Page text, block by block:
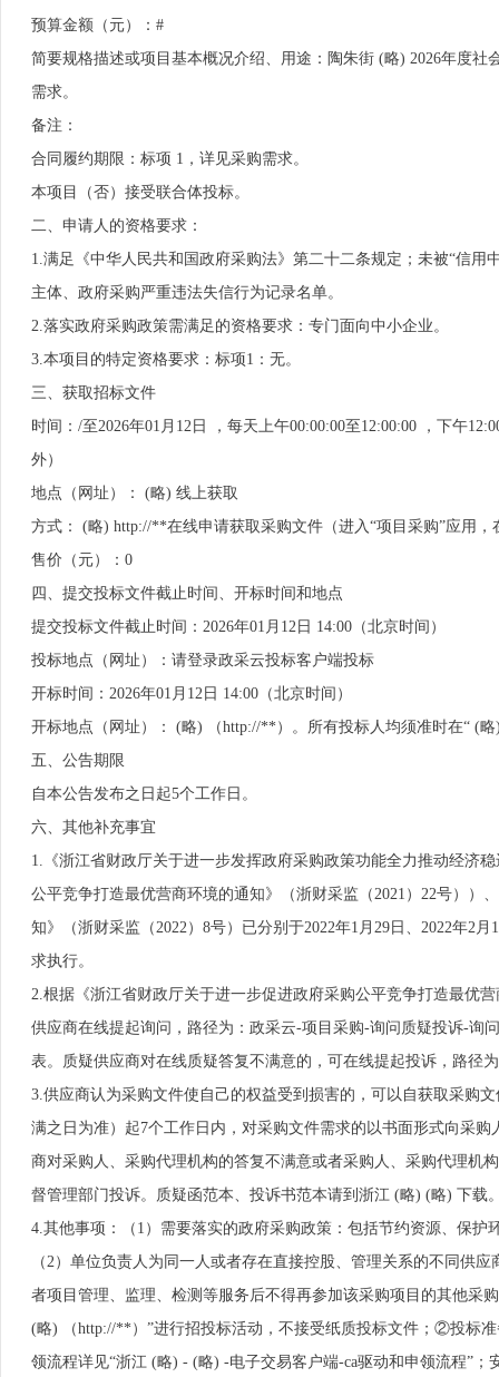
预算金额（元）：#
简要规格描述或项目基本概况介绍、用途：陶朱街 (略) 2026年度
需求。
备注：
合同履约期限：标项 1，详见采购需求。
本项目（否）接受联合体投标。
二、申请人的资格要求：
1.满足《中华人民共和国政府采购法》第二十二条规定；未被“信
主体、政府采购严重违法失信行为记录名单。
2.落实政府采购政策需满足的资格要求：专门面向中小企业。
3.本项目的特定资格要求：标项1：无。
三、获取招标文件
时间：/至2026年01月12日 ，每天上午00:00:00至12:00:00 ，下午
外）
地点（网址）： (略) 线上获取
方式： (略) http://**在线申请获取采购文件（进入“项目采购”应用
售价（元）：0
四、提交投标文件截止时间、开标时间和地点
提交投标文件截止时间：2026年01月12日 14:00（北京时间）
投标地点（网址）：请登录政采云投标客户端投标
开标时间：2026年01月12日 14:00（北京时间）
开标地点（网址）： (略) （http://**）。所有投标人均须准时在“ (略
五、公告期限
自本公告发布之日起5个工作日。
六、其他补充事宜
1.《浙江省财政厅关于进一步发挥政府采购政策功能全力推动经济
公平竞争打造最优营商环境的通知》（浙财采监（2021）22号）
知》（浙财采监（2022）8号）已分别于2022年1月29日、2022年2
求执行。
2.根据《浙江省财政厅关于进一步促进政府采购公平竞争打造最优
供应商在线提起询问，路径为：政采云-项目采购-询问质疑投诉-询
表。质疑供应商对在线质疑答复不满意的，可在线提起投诉，路径
3.供应商认为采购文件使自己的权益受到损害的，可以自获取采购
满之日为准）起7个工作日内，对采购文件需求的以书面形式向采
商对采购人、采购代理机构的答复不满意或者采购人、采购代理机
督管理部门投诉。质疑函范本、投诉书范本请到浙江 (略) (略) 下载
4.其他事项：（1）需要落实的政府采购政策：包括节约资源、保
（2）单位负责人为同一人或者存在直接控股、管理关系的不同供
者项目管理、监理、检测等服务后不得再参加该采购项目的其他采
(略) （http://**）”进行招投标活动，不接受纸质投标文件；②投标
领流程详见“浙江 (略) - (略) -电子交易客户端-ca驱动和申领流程”